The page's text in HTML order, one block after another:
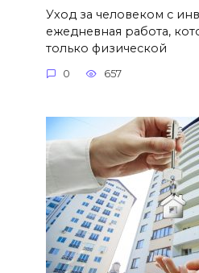
Уход за человеком с
ежедневная работа,
только физической
0 657